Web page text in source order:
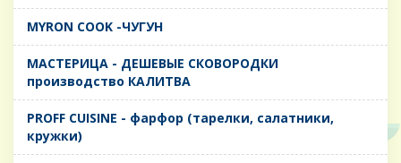
MYRON COOK -ЧУГУН
MАСТЕРИЦА - ДЕШЕВЫЕ СКОВОРОДКИ
производство КАЛИТВА
PROFF CUISINE - фарфор (тарелки, салатники,
кружки)